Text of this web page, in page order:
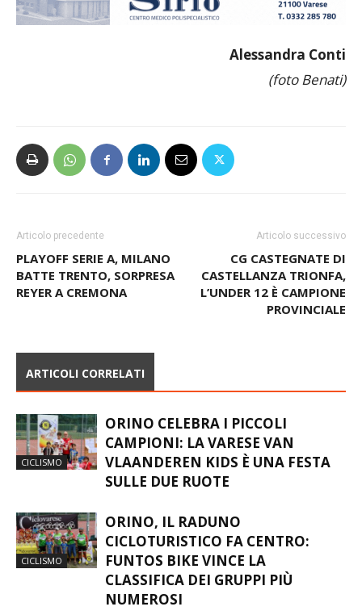
Alessandra Conti
(foto Benati)
Articolo precedente
PLAYOFF SERIE A, MILANO
BATTE TRENTO, SORPRESA
REYER A CREMONA
Articolo successivo
CG CASTEGNATE DI
CASTELLANZA TRIONFA,
L’UNDER 12 È CAMPIONE
PROVINCIALE
ARTICOLI CORRELATI
CICLISMO
ORINO CELEBRA I PICCOLI
CAMPIONI: LA VARESE VAN
VLAANDEREN KIDS È UNA FESTA
SULLE DUE RUOTE
CICLISMO
ORINO, IL RADUNO
CICLOTURISTICO FA CENTRO:
FUNTOS BIKE VINCE LA
CLASSIFICA DEI GRUPPI PIÙ
NUMEROSI